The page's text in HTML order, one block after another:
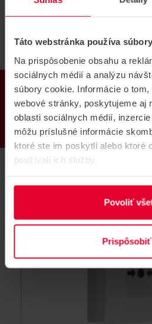
Táto webstránka používa
Na prispôsobenie obsahu a
sociálnych médií a analýzu
súbory cookie. Informácie o
webové stránky, poskytujeme aj
oblasti sociálnych médií,
môžu príslušné informácie
ktoré ste im poskytli alebo ktoré
používali ich služby.
Povoliť
Prispôsobiť
PRODUKTY
AJAX Manual Call
Bezdrôtové tlačidlo
Bezdrôtové nástenné
programovateľnými scenármi, žltá
Manual Call Point